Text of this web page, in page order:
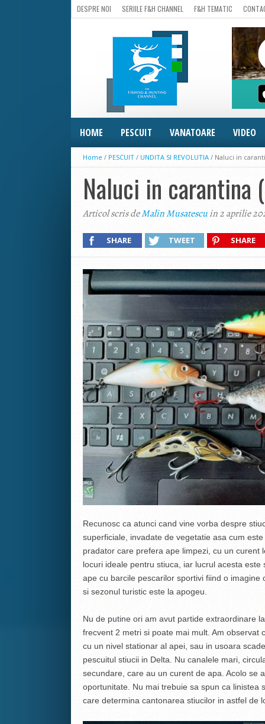
DESPRE NOI SERIILE F&H CHANNEL F&H TEMATIC
HOME PESCUIT VANATOARE VIDEO
Home / PESCUIT / UNDITA SI REVOLUTIA / Naluci in
Naluci in carantina
Articol scris deMalin Musatescuin 2 aprilie
SHARE TWEET SHARE
Recunosc ca atunci cand vine vorba despre
superficiale, invadate de vegetatie asa cum
pradator care prefera ape limpezi, cu un curent
locuri ideale pentru stiuca, iar lucrul acesta
ape cu barcile pescarilor sportivi fiind o
si sezonul turistic este la apogeu.
Nu de putine ori am avut partide extraordinare
frecvent 2 metri si poate mai mult. Am observat
cu un nivel stationar al apei, sau in usoara
pescuitul stiucii in Delta. Nu canalele mari,
secundare, care au un curent de apa. Acolo se
oportunitate. Nu mai trebuie sa spun ca linistea
care determina cantonarea stiucilor in astfel de